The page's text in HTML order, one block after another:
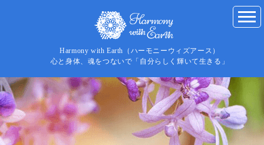
Harmony with Earth（ハーモニーウィズアース）
心と身体、魂をつないで「自分らしく輝いて生きる」